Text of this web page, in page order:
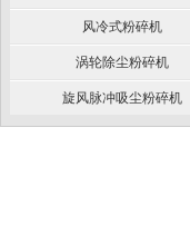
风冷式粉碎机
涡轮除尘粉碎机
旋风脉冲吸尘粉碎机